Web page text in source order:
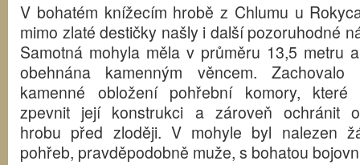
V bohatém knížecím hrobě z Chlumu u
mimo zlaté destičky našly i další pozoruhodné
Samotná mohyla měla v průměru 13,5 metru
obehnána kamenným věncem.
kamenné obložení pohřební komory, které
zpevnit její konstrukci a zároveň ochránit
hrobu před zloději. V mohyle byl nalezen
pohřeb, pravděpodobně muže, s bohatou